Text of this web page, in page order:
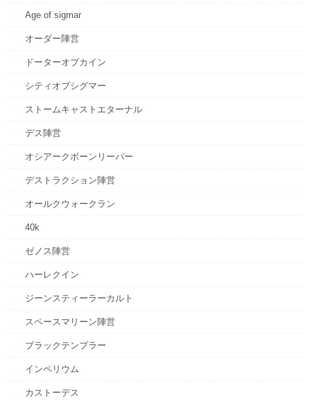
Age of sigmar
オーダー陣営
ドーターオブカイン
シティオブシグマー
ストームキャストエターナル
デス陣営
オシアークボーンリーパー
デストラクション陣営
オールクウォークラン
40k
ゼノス陣営
ハーレクイン
ジーンスティーラーカルト
スペースマリーン陣営
ブラックテンプラー
インペリウム
カストーデス